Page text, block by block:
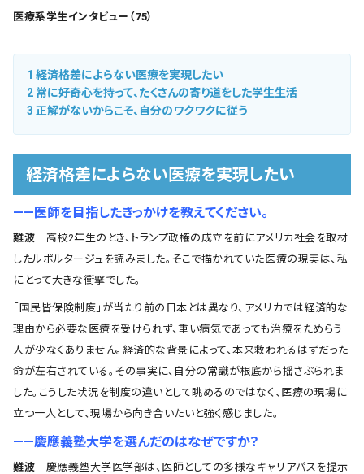
医療系学生インタビュー（75）
1 経済格差によらない医療を実現したい
2 常に好奇心を持って、たくさんの寄り道をした学生生活
3 正解がないからこそ、自分のワクワクに従う
経済格差によらない医療を実現したい
――医師を目指したきっかけを教えてください。
難波 高校2年生のとき、トランプ政権の成立を前にアメリカ社会を取材
したルポルタージュを読みました。そこで描かれていた医療の現実は、私
にとって大きな衝撃でした。
「国民皆保険制度」が当たり前の日本とは異なり、アメリカでは経済的な
理由から必要な医療を受けられず、重い病気であっても治療をためらう
人が少なくありません。経済的な背景によって、本来救われるはずだった
命が左右されている。その事実に、自分の常識が根底から揺さぶられま
した。こうした状況を制度の違いとして眺めるのではなく、医療の現場に
立つ一人として、現場から向き合いたいと強く感じました。
――慶應義塾大学を選んだのはなぜですか？
難波 慶應義塾大学医学部は、医師としての多様なキャリアパスを提示